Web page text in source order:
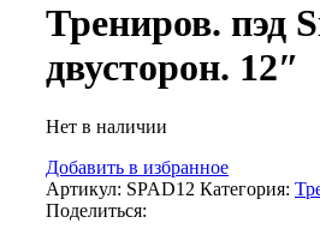
Трениров. пэд
двусторон. 12″
Нет в наличии
Добавить в избранное
Артикул: SPAD12 Категория:
Поделиться: